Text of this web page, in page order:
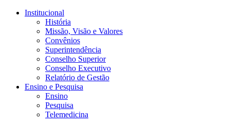
Conteúdo principal
Institucional
História
Missão, Visão e Valores
Convênios
Superintendência
Conselho Superior
Conselho Executivo
Relatório de Gestão
Ensino e Pesquisa
Ensino
Pesquisa
Telemedicina